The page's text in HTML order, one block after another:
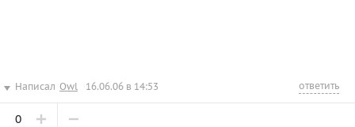
Написал Owl 16.06.06 в 14:53 ответить
0